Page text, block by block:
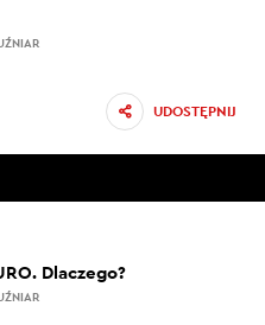
UDOSTĘPNIJ
Dlaczego?